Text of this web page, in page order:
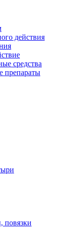
действия
средства
препараты
повязки